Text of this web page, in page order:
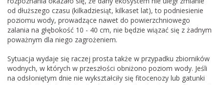
od dłuższego czasu (kilkadziesiąt, kilkaset lat), to podniesienie
poziomu wody, prowadzące nawet do powierzchniowego
zalania na głębokość 10 - 40 cm, nie będzie wiązać się z żadnym
poważnym dla niego zagrożeniem.
Sytuacja wydaje się raczej prosta także w przypadku zbiorników
wodnych, w których w przeszłości obniżono poziom wody. Jeśli
na odsłoniętym dnie nie wykształciły się fitocenozy lub gatunki